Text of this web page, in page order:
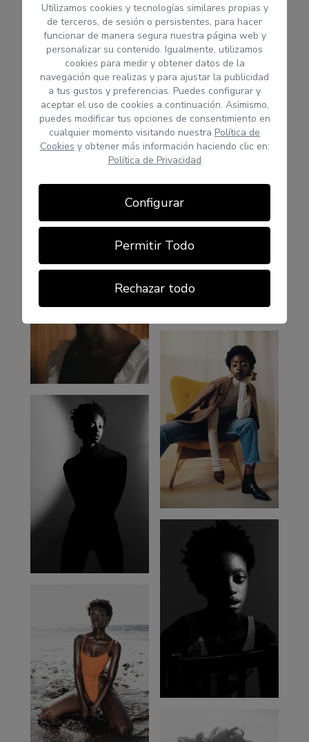
Utilizamos cookies y tecnologías similares propias y
de terceros, de sesión o persistentes, para hacer
funcionar de manera segura nuestra página web y
personalizar su contenido. Igualmente, utilizamos
cookies para medir y obtener datos de la
navegación que realizas y para ajustar la publicidad
a tus gustos y preferencias. Puedes configurar y
aceptar el uso de cookies a continuación. Asimismo,
puedes modificar tus opciones de consentimiento en
cualquier momento visitando nuestra Política de
Cookies y obtener más información haciendo clic en:
Política de Privacidad
Configurar
Permitir Todo
Rechazar todo